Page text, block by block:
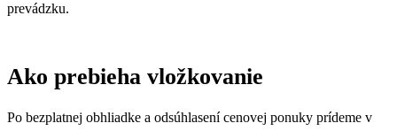
prevádzku.
Ako prebieha vložkovanie
Po bezplatnej obhliadke a odsúhlasení cenovej ponuky prídeme v